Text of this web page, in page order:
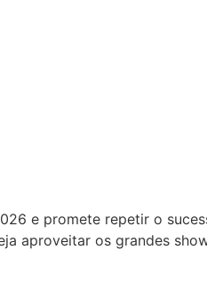
e promete repetir o
aproveitar os grandes